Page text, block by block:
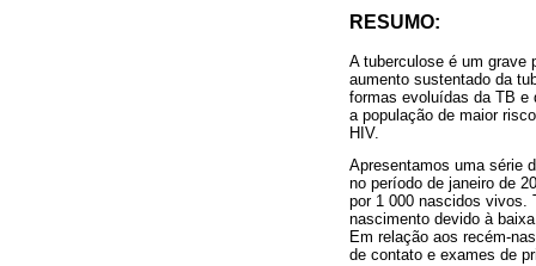
RESUMO:
A tuberculose é um grave
aumento sustentado da
formas evoluídas da TB e
a população de maior
HIV.
Apresentamos uma série
no período de janeiro de
por 1 000 nascidos vivos.
nascimento devido à
Em relação aos recém-
de contato e exames de